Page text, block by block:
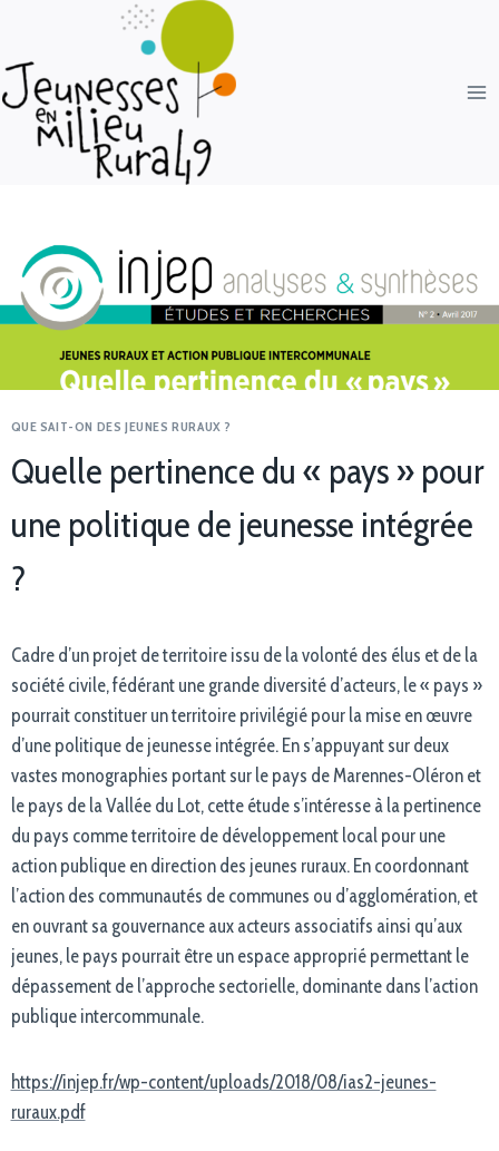
QUE SAIT-ON DES JEUNES RURAUX ?
Quelle pertinence du « pays » pour
une politique de jeunesse intégrée
?
Cadre d’un projet de territoire issu de la volonté des élus et de la
société civile, fédérant une grande diversité d’acteurs, le « pays »
pourrait constituer un territoire privilégié pour la mise en œuvre
d’une politique de jeunesse intégrée. En s’appuyant sur deux
vastes monographies portant sur le pays de Marennes-Oléron et
le pays de la Vallée du Lot, cette étude s’intéresse à la pertinence
du pays comme territoire de développement local pour une
action publique en direction des jeunes ruraux. En coordonnant
l’action des communautés de communes ou d’agglomération, et
en ouvrant sa gouvernance aux acteurs associatifs ainsi qu’aux
jeunes, le pays pourrait être un espace approprié permettant le
dépassement de l’approche sectorielle, dominante dans l’action
publique intercommunale.
https://injep.fr/wp-content/uploads/2018/08/ias2-jeunes-
ruraux.pdf